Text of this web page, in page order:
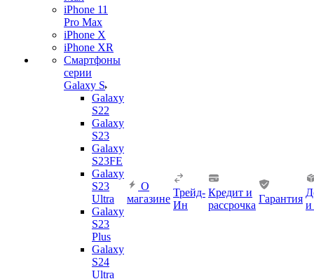
iPhone 11
Pro Max
iPhone X
iPhone XR
Смартфоны
серии
Galaxy S
Galaxy
S22
Galaxy
S23
Galaxy
S23FE
Galaxy
S23
Ultra
Galaxy
S23
Plus
Galaxy
S24
Ultra
О
магазине
Трейд-
Ин
Кредит и
рассрочка
Гарантия
и